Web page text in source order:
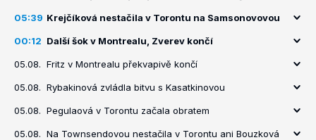
05:39 Krejčíková nestačila v Torontu na Samsonovovou
00:12 Další šok v Montrealu, Zverev končí
05.08. Fritz v Montrealu překvapivě končí
05.08. Rybakinová zvládla bitvu s Kasatkinovou
05.08. Pegulaová v Torontu začala obratem
05.08. Na Townsendovou nestačila v Torontu ani Bouzková